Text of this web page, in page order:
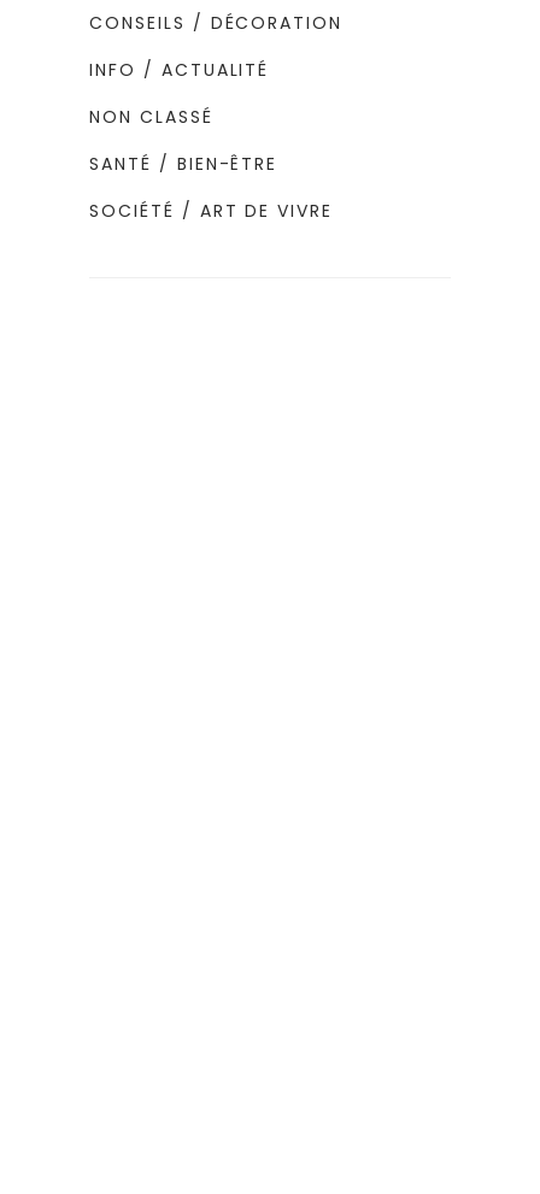
CONSEILS / DÉCORATION
INFO / ACTUALITÉ
NON CLASSÉ
SANTÉ / BIEN-ÊTRE
SOCIÉTÉ / ART DE VIVRE